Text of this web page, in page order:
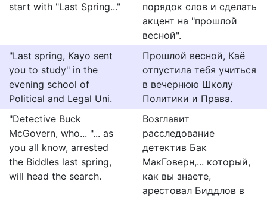
start with "Last Spring..."
порядок слов и сделать
акцент на "прошлой
весной".
"Last spring, Kayo sent
you to study" in the
evening school of
Political and Legal Uni.
Прошлой весной, Каё
отпустила тебя учиться
в вечернюю Школу
Политики и Права.
"Detective Buck
McGovern, who... "... as
you all know, arrested
the Biddles last spring,
will head the search.
Возглавит
расследование
детектив Бак
МакГоверн,... который,
как вы знаете,
арестовал Биддлов в